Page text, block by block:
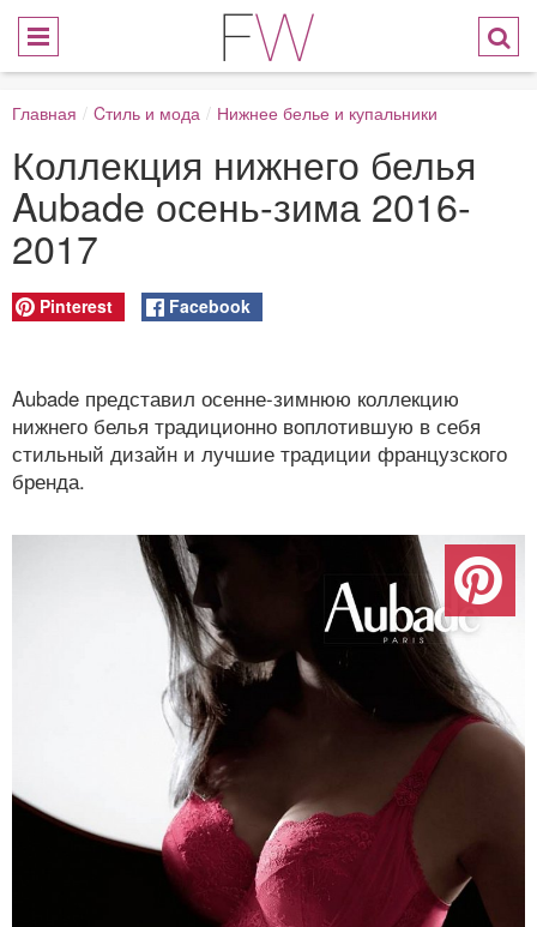
Главная / Cтиль и мода / Нижнее белье и купальники
Коллекция нижнего белья
Aubade осень-зима 2016-
2017
Pinterest Facebook
Aubade представил осенне-зимнюю коллекцию
нижнего белья традиционно воплотившую в себя
стильный дизайн и лучшие традиции французского
бренда.